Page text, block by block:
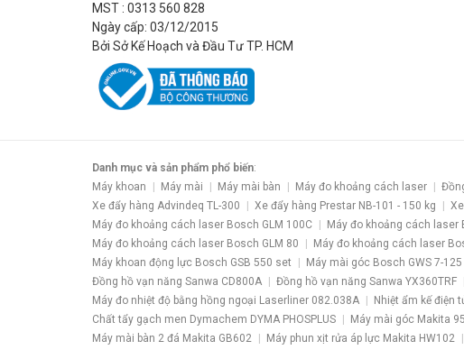
MST : 0313 560 828
Ngày cấp: 03/12/2015
Bởi Sở Kế Hoạch và Đầu Tư TP. HCM
Danh mục và sản phẩm phổ biến:
Máy khoan
Máy mài Máy mài bàn Máy đo khoảng cách laser
Xe đẩy hàng Advindeq TL-300
Xe đẩy hàng Prestar NB-101 - 150 kg
Máy đo khoảng cách laser Bosch GLM 100C
Máy đo khoảng cách laser
Máy đo khoảng cách laser Bosch GLM 80
Máy đo khoảng cách laser
Máy khoan động lực Bosch GSB 550 set
Máy mài góc Bosch GWS 7-125
Đồng hồ vạn năng Sanwa CD800A
Đồng hồ vạn năng Sanwa YX360TRF
Máy đo nhiệt độ bằng hồng ngoại Laserliner 082.038A
Nhiệt ẩm kế điện
Chất tẩy gạch men Dymachem DYMA PHOSPLUS
Máy mài góc Makita
Máy mài bàn 2 đá Makita GB602
Máy phun xịt rửa áp lực Makita HW102